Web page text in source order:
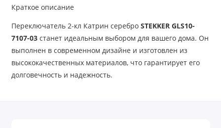
Краткое описание
Переключатель 2-кл Катрин сереброSTEKKER GLS10-
7107-03станет идеальным выбором для вашего дома. Он
выполнен в современном дизайне и изготовлен из
высококачественных материалов, что гарантирует его
долговечность и надежность.